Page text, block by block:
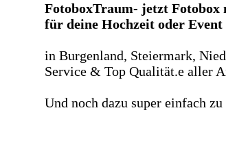
FotoboxTraum- jetzt Fotobox
für deine Hochzeit oder Event
in Burgenland, Steiermark,
Service & Top Qualität.e aller
Und noch dazu super einfach zu